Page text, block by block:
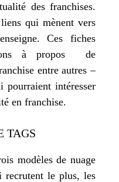
des franchises.
qui mènent vers
Ces fiches
à propos de
entre autres –
pourraient intéresser
en franchise.
TAGS
modèles de nuage
le plus, les